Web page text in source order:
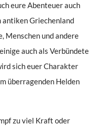
eure Abenteuer auch
antiken Griechenland
Menschen und andere
auch als Verbündete
sich euer Charakter
überragenden Helden
zu viel Kraft oder